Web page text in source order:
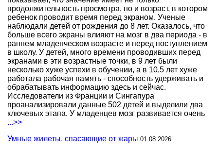
продолжительность просмотра, но и возраст, в котором
ребенок проводит время перед экраном. Ученые
наблюдали детей от рождения до 8 лет. Оказалось, что
больше всего экраны влияют на мозг в два периода - в
раннем младенческом возрасте и перед поступлением
в школу. У детей, много времени проводивших перед
экранами в эти возрастные точки, в 9 лет были
несколько хуже успехи в обучении, а в 10,5 лет хуже
работала рабочая память - способность удерживать и
обрабатывать информацию здесь и сейчас.
Исследователи из Франции и Сингапура
проанализировали данные 502 детей и выделили два
ключевых этапа. У младенцев мозг развивается очень
...>>
Умные жилеты, спасающие от жары 01.08.2026